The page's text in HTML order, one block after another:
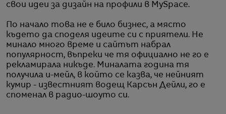
свои идеи за дизайн на профили в MySpace.
По начало това не е било бизнес, а място
където да споделя идеите си с приятели. Не
минало много време и сайтът набрал
популярност, въпреки че тя официално не го е
рекламирала никъде. Миналата година тя
получила и-мейл, в който се казва, че нейният
кумир - известният водещ Карсън Дейли, го е
споменал в радио-шоуто си.